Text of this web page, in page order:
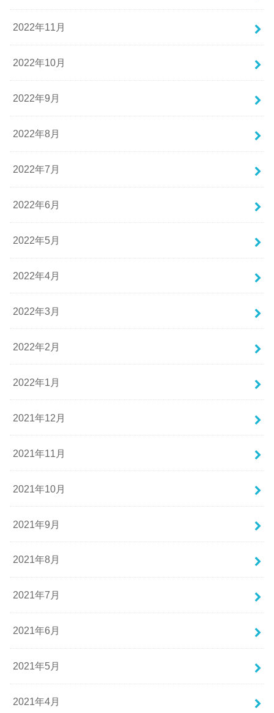
2022年11月
2022年10月
2022年9月
2022年8月
2022年7月
2022年6月
2022年5月
2022年4月
2022年3月
2022年2月
2022年1月
2021年12月
2021年11月
2021年10月
2021年9月
2021年8月
2021年7月
2021年6月
2021年5月
2021年4月